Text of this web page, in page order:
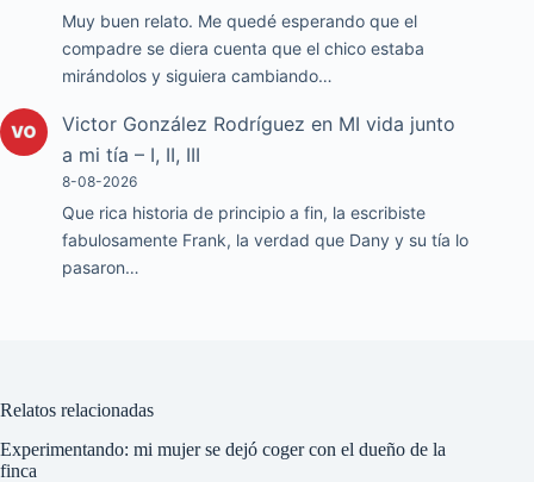
Muy buen relato. Me quedé esperando que el
compadre se diera cuenta que el chico estaba
mirándolos y siguiera cambiando…
Victor González Rodríguez en MI vida junto
a mi tía – I, II, III
8-08-2026
Que rica historia de principio a fin, la escribiste
fabulosamente Frank, la verdad que Dany y su tía lo
pasaron…
Relatos relacionadas
Experimentando: mi mujer se dejó coger con el dueño de la
finca